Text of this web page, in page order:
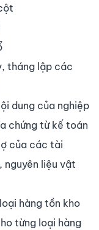
tháng lập các
dung của nghiệp
chứng từ kế toán
của các tài
nguyên liệu vật
hàng tồn kho
từng loại hàng